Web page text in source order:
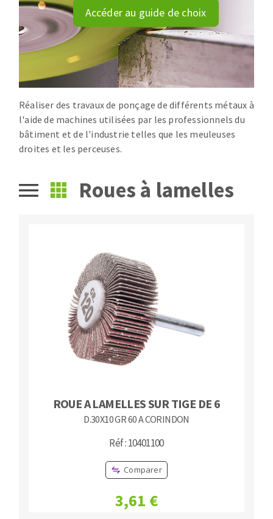
Disques fibre
Roues à lamelles
Meules sur tige
Brosses
Meules de tourets
Feutres à polir
Bandes sans fin
Rouleaux d'atelier
NETTOYAGE
MACHINES POUR LE TRAVAIL DU MÉTAL
Tronçonneuses
Affuteurs de forets
Tourets
Ponceuses
Tours à métaux
Tables
OUTILS COUPANTS
Fraises scies
Rubans
Fraise HSS
Forets métaux
Accéder au guide de choix
Réaliser des travaux de ponçage de différents métaux à
l'aide de machines utilisées par les professionnels du
bâtiment et de l'industrie telles que les meuleuses
droites et les perceuses.
Roues à lamelles
ROUE A LAMELLES SUR TIGE DE 6
D.30X10 GR 60 A CORINDON
Réf : 10401100
Comparer
3,61 €